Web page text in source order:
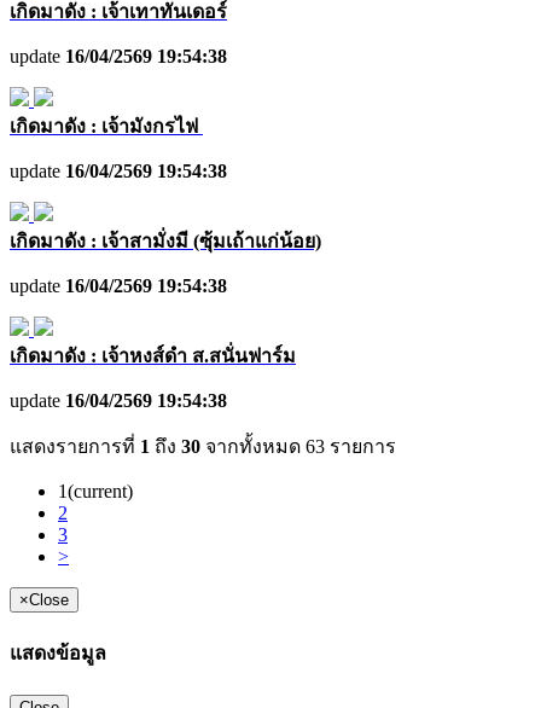
เกิดมาดัง : เจ้าเทาทันเดอร์
update 16/04/2569 19:54:38
เกิดมาดัง : เจ้ามังกรไฟ
update 16/04/2569 19:54:38
เกิดมาดัง : เจ้าสามั่งมี (ซุ้มเถ้าแก่น้อย)
update 16/04/2569 19:54:38
เกิดมาดัง : เจ้าหงส์ดำ ส.สนั่นฟาร์ม
update 16/04/2569 19:54:38
แสดงรายการที่ 1 ถึง 30 จากทั้งหมด 63 รายการ
1(current)
2
3
>
×Close
แสดงข้อมูล